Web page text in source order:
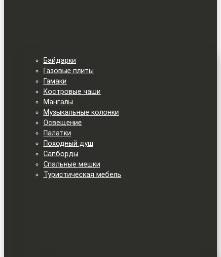
Байдарки
Газовые плиты
Гамаки
Костровые чаши
Мангалы
Музыкальные колонки
Освещение
Палатки
Походный душ
Сапборды
Спальные мешки
Туристическая мебель